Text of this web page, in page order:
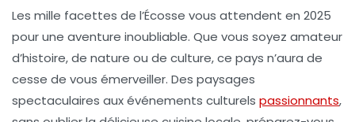
Les mille facettes de l’Écosse vous attendent en 2025
pour une aventure inoubliable. Que vous soyez amateur
d’histoire, de nature ou de culture, ce pays n’aura de
cesse de vous émerveiller. Des paysages
spectaculaires aux événements culturels passionnants,